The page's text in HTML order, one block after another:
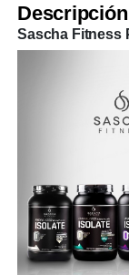
Sascha Fitness